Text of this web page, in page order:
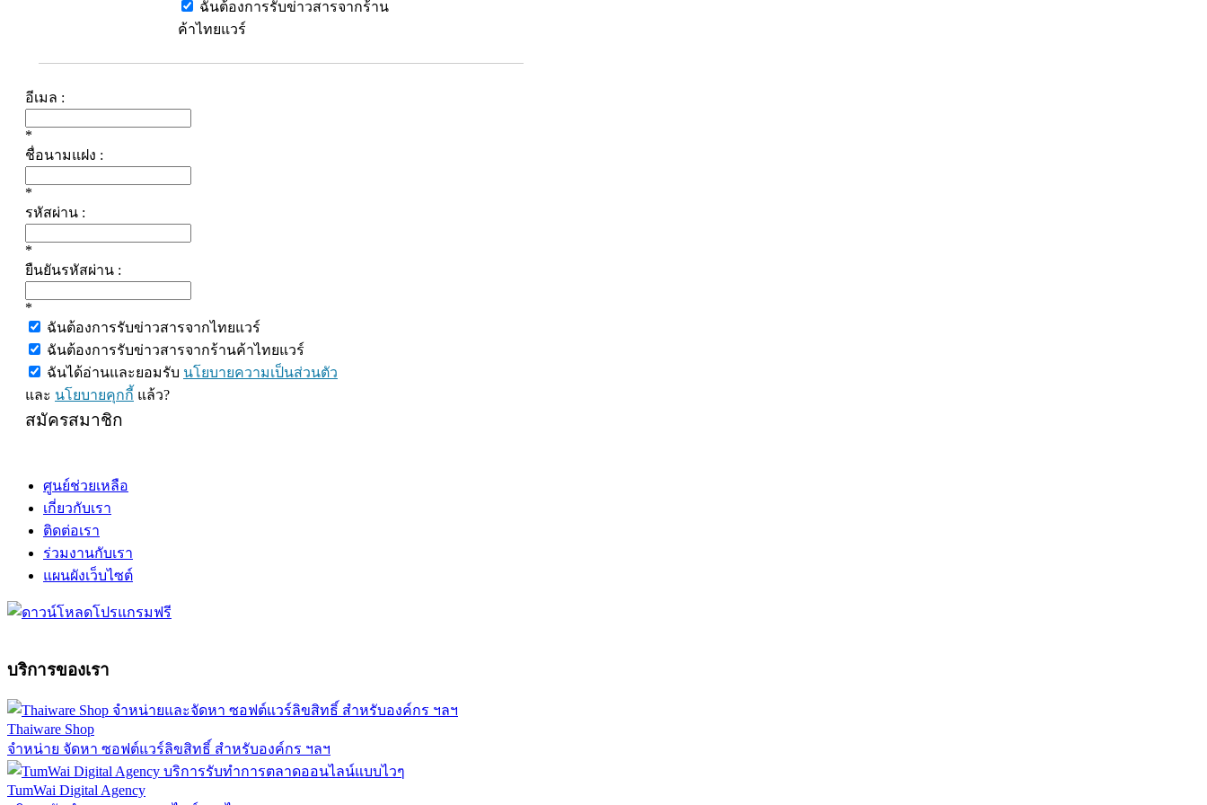
ฉันต้องการรับข่าวสารจากร้าน
ค้าไทยแวร์
อีเมล :
*
ชื่อนามแฝง :
*
รหัสผ่าน :
*
ยืนยันรหัสผ่าน :
*
ฉันต้องการรับข่าวสารจากไทยแวร์
ฉันต้องการรับข่าวสารจากร้านค้าไทยแวร์
ฉันได้อ่านและยอมรับ นโยบายความเป็นส่วนตัว
และ นโยบายคุกกี้ แล้ว?
สมัครสมาชิก
ศูนย์ช่วยเหลือ
เกี่ยวกับเรา
ติดต่อเรา
ร่วมงานกับเรา
แผนผังเว็บไซต์
บริการของเรา
Thaiware Shop
จำหน่าย จัดหา ซอฟต์แวร์ลิขสิทธิ์ สำหรับองค์กร ฯลฯ
TumWai Digital Agency